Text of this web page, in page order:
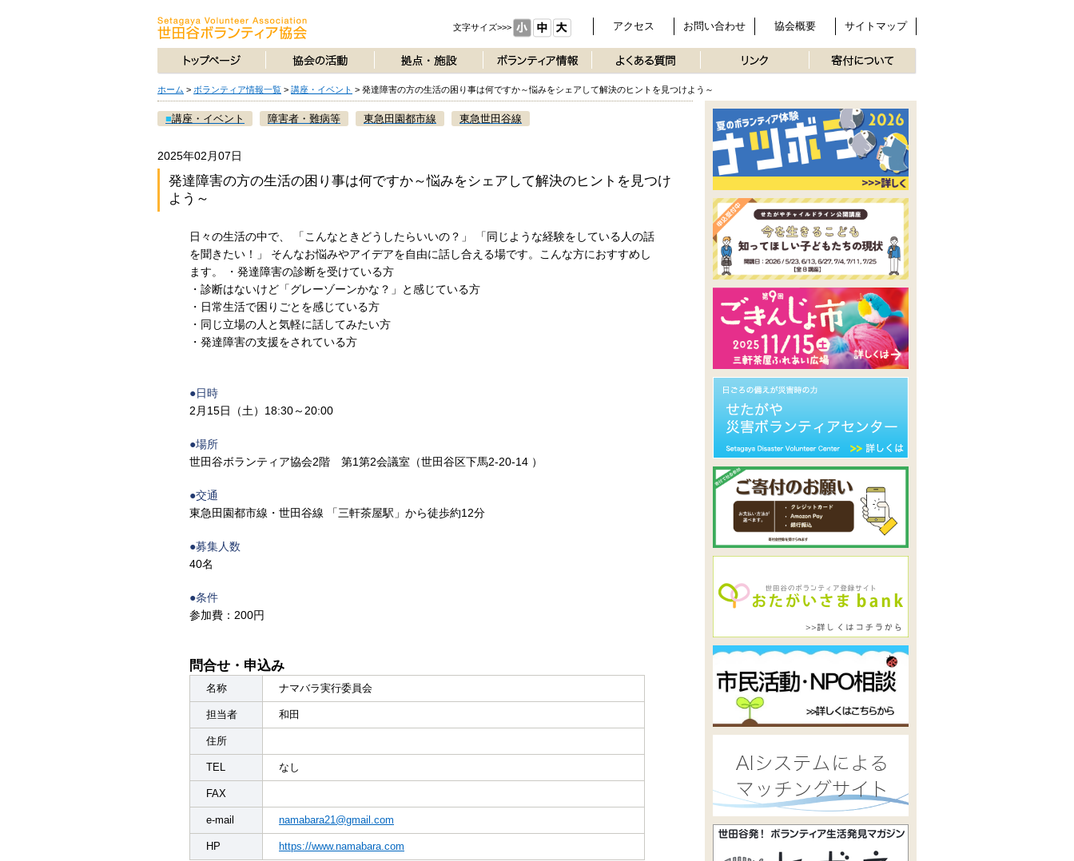
サイトマップ
協会概要
お問い合わせ
アクセス
文字サイズ>>>
ホーム > ボランティア情報一覧 > 講座・イベント > 発達障害の方の生活の困り事は何ですか～悩みをシェアして解決のヒントを見つけよう～
■講座・イベント 障害者・難病等 東急田園都市線 東急世田谷線
2025年02月07日
発達障害の方の生活の困り事は何ですか～悩みをシェアして解決のヒントを見つけ
よう～
日々の生活の中で、 「こんなときどうしたらいいの？」 「同じような経験をしている人の話
を聞きたい！」 そんなお悩みやアイデアを自由に話し合える場です。こんな方におすすめし
ます。 ・発達障害の診断を受けている方
・診断はないけど「グレーゾーンかな？」と感じている方
・日常生活で困りごとを感じている方
・同じ立場の人と気軽に話してみたい方
・発達障害の支援をされている方
●日時
2月15日（土）18:30～20:00
●場所
世田谷ボランティア協会2階 第1第2会議室（世田谷区下馬2-20-14 ）
●交通
東急田園都市線・世田谷線 「三軒茶屋駅」から徒歩約12分
●募集人数
40名
●条件
参加費：200円
問合せ・申込み
名称 ナマバラ実行委員会
担当者 和田
住所
TEL なし
FAX
e-mail namabara21@gmail.com
HP https://www.namabara.com